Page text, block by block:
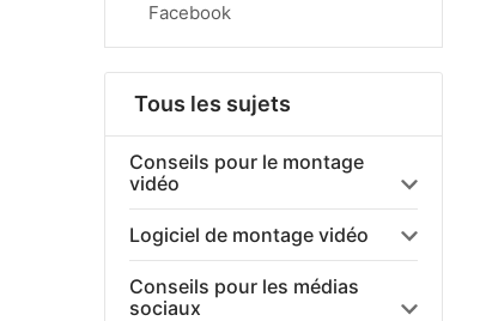
Facebook
Tous les sujets
Conseils pour le montage
vidéo
Logiciel de montage vidéo
Conseils pour les médias
sociaux